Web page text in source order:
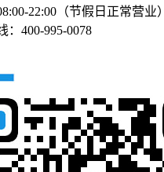
22:00（节假日正常营业）
：400-995-0078